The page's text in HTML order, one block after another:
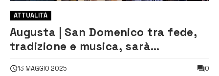
ATTUALITÀ
Augusta | San Domenico tra fede,
tradizione e musica, sarà
13 MAGGIO 2025 0